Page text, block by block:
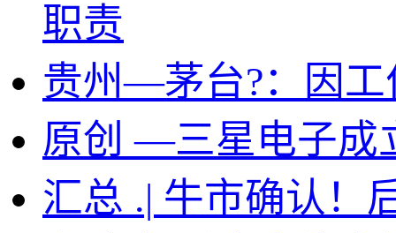
职责
贵州—茅台?：因工
原创 —三星电子成
汇总 .| 牛市确认！